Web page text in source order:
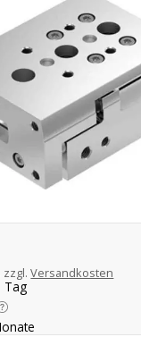
zzgl.Versandkosten
Tag